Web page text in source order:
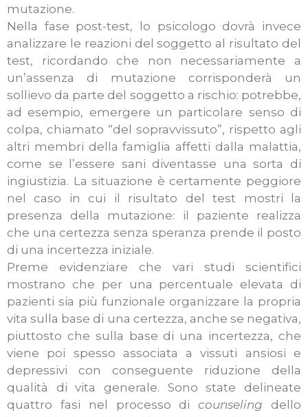
mutazione.
Nella fase post-test, lo psicologo dovrà invece
analizzare le reazioni del soggetto al risultato del
test, ricordando che non necessariamente a
un’assenza di mutazione corrisponderà un
sollievo da parte del soggetto a rischio: potrebbe,
ad esempio, emergere un particolare senso di
colpa, chiamato “del sopravvissuto”, rispetto agli
altri membri della famiglia affetti dalla malattia,
come se l’essere sani diventasse una sorta di
ingiustizia. La situazione è certamente peggiore
nel caso in cui il risultato del test mostri la
presenza della mutazione: il paziente realizza
che una certezza senza speranza prende il posto
di una incertezza iniziale.
Preme evidenziare che vari studi scientifici
mostrano che per una percentuale elevata di
pazienti sia più funzionale organizzare la propria
vita sulla base di una certezza, anche se negativa,
piuttosto che sulla base di una incertezza, che
viene poi spesso associata a vissuti ansiosi e
depressivi con conseguente riduzione della
qualità di vita generale. Sono state delineate
quattro fasi nel processo dicounseling dello